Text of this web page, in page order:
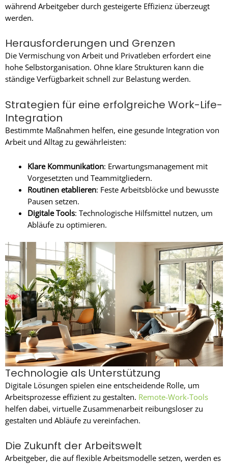
während Arbeitgeber durch gesteigerte Effizienz überzeugt
werden.
Herausforderungen und Grenzen
Die Vermischung von Arbeit und Privatleben erfordert eine
hohe Selbstorganisation. Ohne klare Strukturen kann die
ständige Verfügbarkeit schnell zur Belastung werden.
Strategien für eine erfolgreiche Work-Life-
Integration
Bestimmte Maßnahmen helfen, eine gesunde Integration von
Arbeit und Alltag zu gewährleisten:
Klare Kommunikation: Erwartungsmanagement mit
Vorgesetzten und Teammitgliedern.
Routinen etablieren: Feste Arbeitsblöcke und bewusste
Pausen setzen.
Digitale Tools: Technologische Hilfsmittel nutzen, um
Abläufe zu optimieren.
Technologie als Unterstützung
Digitale Lösungen spielen eine entscheidende Rolle, um
Arbeitsprozesse effizient zu gestalten. Remote-Work-Tools
helfen dabei, virtuelle Zusammenarbeit reibungsloser zu
gestalten und Abläufe zu vereinfachen.
Die Zukunft der Arbeitswelt
Arbeitgeber, die auf flexible Arbeitsmodelle setzen, werden es